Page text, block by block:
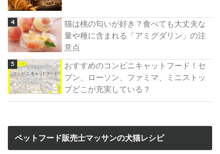
猫は桃の匂いが好き？食べても大丈夫な
量や種に含まれる「アミグダリン」の注
意点
おすすめのコンビニキャットフード！セ
ブン、ローソン、ファミマ、ミニストッ
プどこが充実している？
ペットフード販売士マッサンの犬猫レシピ